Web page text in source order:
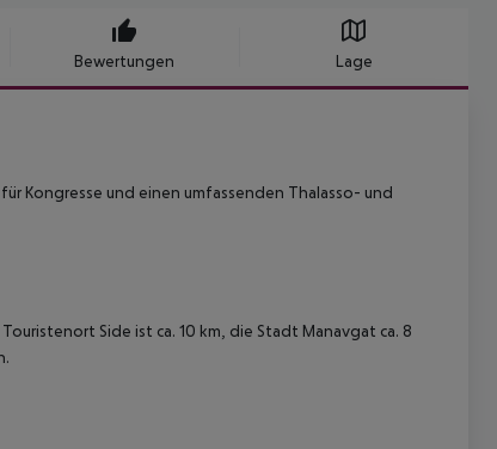
Bewertungen Lage
Kongresse und einen umfassenden Thalasso- und
Side ist ca. 10 km, die Stadt Manavgat ca. 8